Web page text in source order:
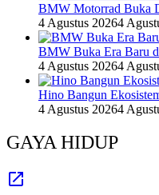
BMW Motorrad Buka
4 Agustus 20264
BMW Buka Era Baru
4 Agustus 20264
Hino Bangun
4 Agustus 20264
GAYA HIDUP